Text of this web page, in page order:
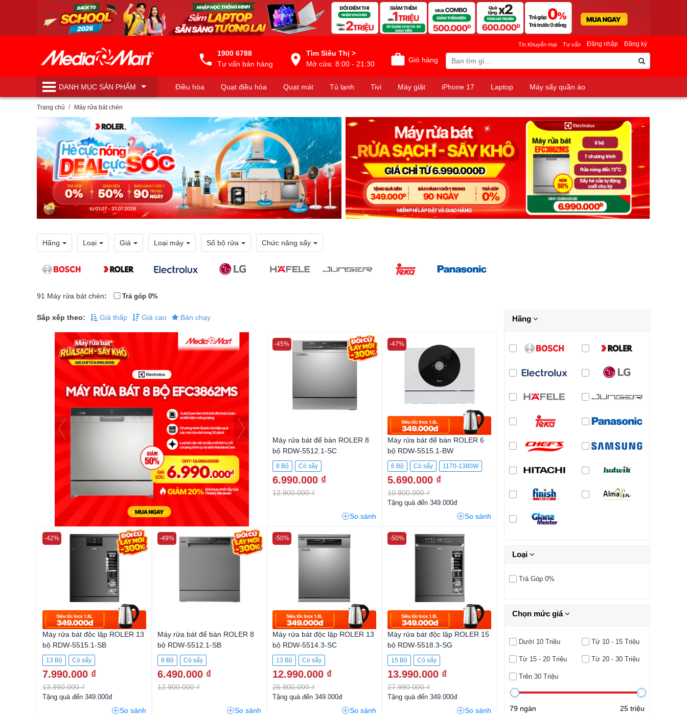
1900 6788
Tư vấn bán hàng
Tìm Siêu Thị >
Mở cửa: 8:00 - 21:30
Giỏ hàng
Đăng nhập Đăng ký
Tin Khuyến mại Tư vấn
DANH MỤCSẢN PHẨM Điều hòa Quạt điều hòa Quạt mát Tủ lạnh Tivi Máy giặt iPhone 17 Laptop
Máy sấy quần áo
Máy lọc nước
Trang chủ Máy rửa bát chén
Hãng Loại Giá Loại máy Số bộ rửa Chức năng sấy
91 Máy rửa bát chén: Trả góp 0%
Sắp xếp theo: Giá thấp Giá cao Bán chạy
Máy rửa bát để bàn ROLER 8
bộ RDW-5512.1-SC
8 Bộ Có sấy
6.990.000 ₫
12.900.000 ₫
-45%
So sánh
Máy rửa bát để bàn ROLER 6
bộ RDW-5515.1-BW
6 Bộ Có sấy 1170-1380W
5.690.000 ₫
10.900.000 ₫
-47%
Tặng quà đến 349.000đ
So sánh
Máy rửa bát độc lập ROLER 13
bộ RDW-5515.1-SB
13 Bộ Có sấy
7.990.000 ₫
13.990.000 ₫
-42%
Tặng quà đến 349.000đ
So sánh
Máy rửa bát để bàn ROLER 8
bộ RDW-5512.1-SB
8 Bộ Có sấy
6.490.000 ₫
12.900.000 ₫
-49%
So sánh
Máy rửa bát độc lập ROLER 13
bộ RDW-5514.3-SC
13 Bộ Có sấy
12.990.000 ₫
26.900.000 ₫
-50%
Tặng quà đến 349.000đ
So sánh
Máy rửa bát độc lập ROLER 15
bộ RDW-5518.3-SG
15 Bộ Có sấy
13.990.000 ₫
27.990.000 ₫
-50%
Tặng quà đến 349.000đ
So sánh
Hãng
Loại
Trả Góp 0%
Chọn mức giá
Dưới 10 Triệu Từ 10 - 15 Triệu
Từ 15 - 20 Triệu Từ 20 - 30 Triệu
Trên 30 Triệu
79 ngàn 25 triệu